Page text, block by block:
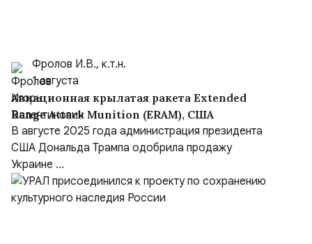
Фролов И.В., к.т.н.
1 августа
Авиационная крылатая ракета Extended
Range Attack Munition (ERAM), США
В августе 2025 года администрация президента
США Дональда Трампа одобрила продажу
Украине ...